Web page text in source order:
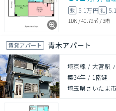
敷 5.1万円礼
1DK /40.79㎡ /3階
賃貸アパート 青木アパート
埼京線 / 大宮駅
築34年 / 1階建
埼玉県さいたま